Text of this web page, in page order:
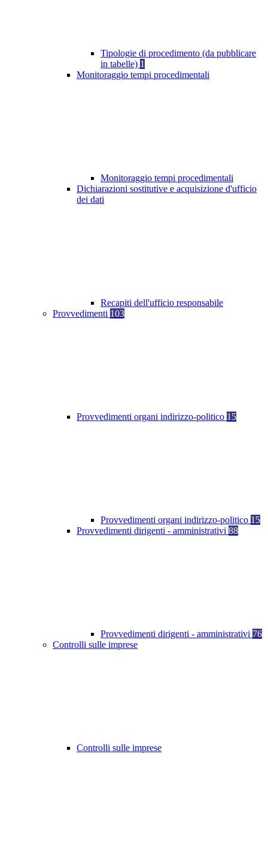
Tipologie di procedimento (da pubblicare
in tabelle) 1
Monitoraggio tempi procedimentali
Monitoraggio tempi procedimentali
Dichiarazioni sostitutive e acquisizione d'ufficio
dei dati
Recapiti dell'ufficio responsabile
Provvedimenti 103
Provvedimenti organi indirizzo-politico 15
Provvedimenti organi indirizzo-politico 15
Provvedimenti dirigenti - amministrativi 88
Provvedimenti dirigenti - amministrativi 76
Controlli sulle imprese
Controlli sulle imprese